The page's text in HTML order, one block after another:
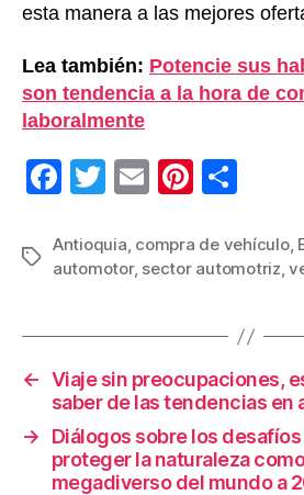
esta manera a las mejores
Lea también: Potencie sus
son tendencia a la hora de
laboralmente
F
c
e
o
k
T
tt
er
E
ail
Pi
er
e
m
p
tir
Etiquetas
Antioquia, compra de vehículo,
automotor, sector automotriz,
← Viaje sin preocupaciones,
saber de las tendencias en
→
Diálogos sobre los
proteger la naturaleza
megadiverso del mundo a